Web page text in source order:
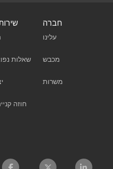
שאלות
חוזה
חברה
עלינו
מכבש
משרות